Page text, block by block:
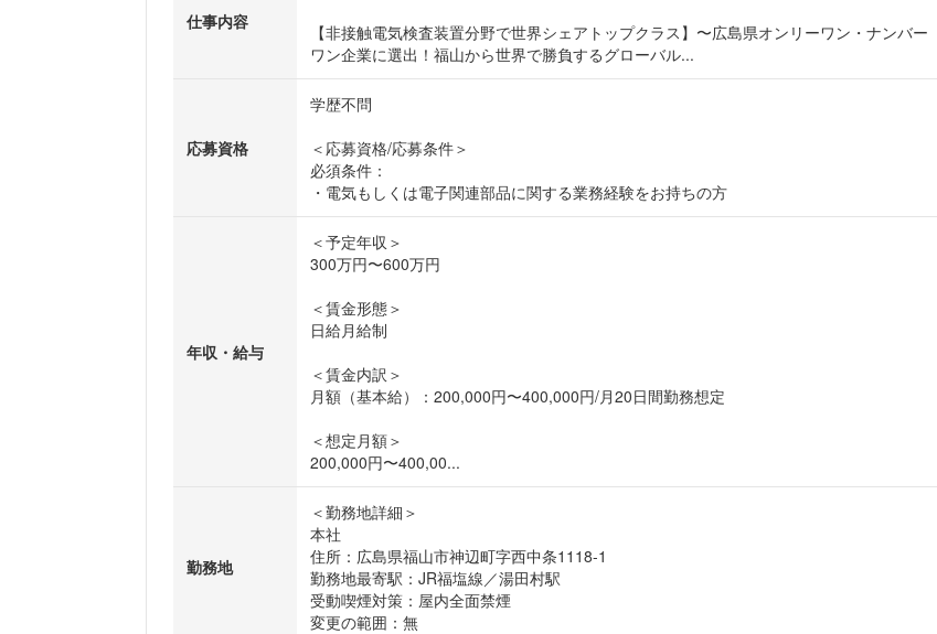
仕事内容
【非接触電気検査装置分野で世界シェアトップクラス】〜広島県オンリーワン・ナンバー
ワン企業に選出！福山から世界で勝負するグローバル...
応募資格
学歴不問
＜応募資格/応募条件＞
必須条件：
・電気もしくは電子関連部品に関する業務経験をお持ちの方
年収・給与
＜予定年収＞
300万円〜600万円
＜賃金形態＞
日給月給制
＜賃金内訳＞
月額（基本給）：200,000円〜400,000円/月20日間勤務想定
＜想定月額＞
200,000円〜400,00...
勤務地
＜勤務地詳細＞
本社
住所：広島県福山市神辺町字西中条1118-1
勤務地最寄駅：JR福塩線／湯田村駅
受動喫煙対策：屋内全面禁煙
変更の範囲：無